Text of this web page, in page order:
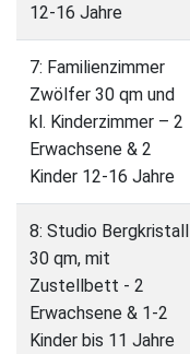
12-16 Jahre
7: Familienzimmer
Zwölfer 30 qm und
kl. Kinderzimmer – 2
Erwachsene & 2
Kinder 12-16 Jahre
8: Studio Bergkristall
30 qm, mit
Zustellbett - 2
Erwachsene & 1-2
Kinder bis 11 Jahre